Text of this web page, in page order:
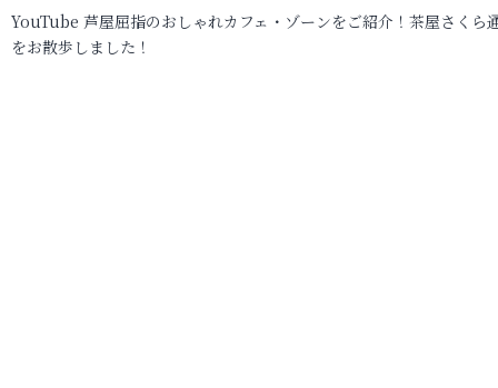
YouTube 芦屋屈指のおしゃれカフェ・ゾーンをご紹介！茶屋さくら
をお散歩しました！